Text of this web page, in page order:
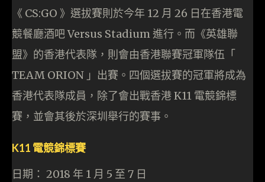
《 CS:GO 》選拔賽則於今年 12 月 26 日在香港電
競餐廳酒吧 Versus Stadium 進行。而《英雄聯
盟》的香港代表隊，則會由香港聯賽冠軍隊伍「
TEAM ORION 」出賽。四個選拔賽的冠軍將成為
香港代表隊成員，除了會出戰香港 K11 電競錦標
賽，並會其後於深圳舉行的賽事。
K11 電競錦標賽
日期： 2018 年 1 月 5 至 7 日